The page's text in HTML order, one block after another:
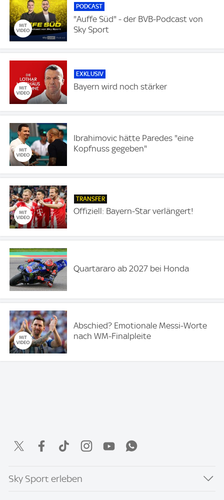
PODCAST
"Auffe Süd" - der BVB-Podcast von
Sky Sport
EXKLUSIV
Bayern wird noch stärker
Ibrahimovic hätte Paredes "eine
Kopfnuss gegeben"
TRANSFER
Offiziell: Bayern-Star verlängert!
Quartararo ab 2027 bei Honda
Abschied? Emotionale Messi-Worte
nach WM-Finalpleite
Sky Sport erleben